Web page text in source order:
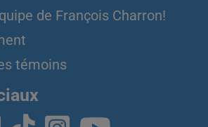
de François Charron!
témoins